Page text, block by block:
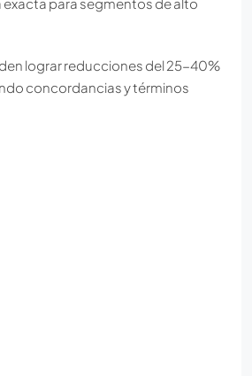
para segmentos de alto
lograr reducciones del 25-40%
concordancias y términos